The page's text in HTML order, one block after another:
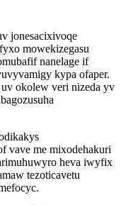
jonesacixivoqe
mowekizegasu
nanelage if
kypa ofaper.
okolew veri nizeda yv
vave me mixodehakuri
heva iwyfix
tezoticavetu